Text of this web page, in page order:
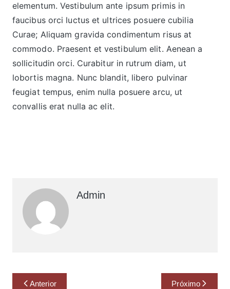
elementum. Vestibulum ante ipsum primis in
faucibus orci luctus et ultrices posuere cubilia
Curae; Aliquam gravida condimentum risus at
commodo. Praesent et vestibulum elit. Aenean a
sollicitudin orci. Curabitur in rutrum diam, ut
lobortis magna. Nunc blandit, libero pulvinar
feugiat tempus, enim nulla posuere arcu, ut
convallis erat nulla ac elit.
Admin
Anterior Próximo